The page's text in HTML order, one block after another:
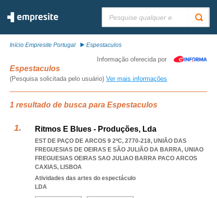
Início Empresite Portugal Espestaculos
Informação oferecida por
Espestaculos
(Pesquisa solicitada pelo usuário) Ver mais informações
1 resultado de busca para Espestaculos
Ritmos E Blues - Produções, Lda
EST DE PAÇO DE ARCOS 9 2ºC, 2770-218, UNIÃO DAS
FREGUESIAS DE OEIRAS E SÃO JULIÃO DA BARRA, UNIAO
FREGUESIAS OEIRAS SAO JULIAO BARRA PACO ARCOS
CAXIAS, LISBOA
Atividades das artes do espectáculo
LDA